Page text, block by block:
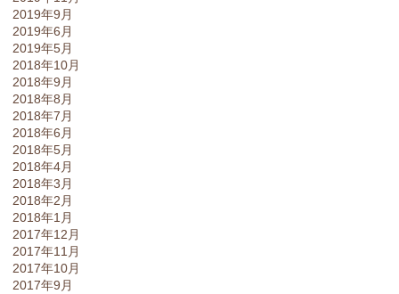
2019年9月
2019年6月
2019年5月
2018年10月
2018年9月
2018年8月
2018年7月
2018年6月
2018年5月
2018年4月
2018年3月
2018年2月
2018年1月
2017年12月
2017年11月
2017年10月
2017年9月